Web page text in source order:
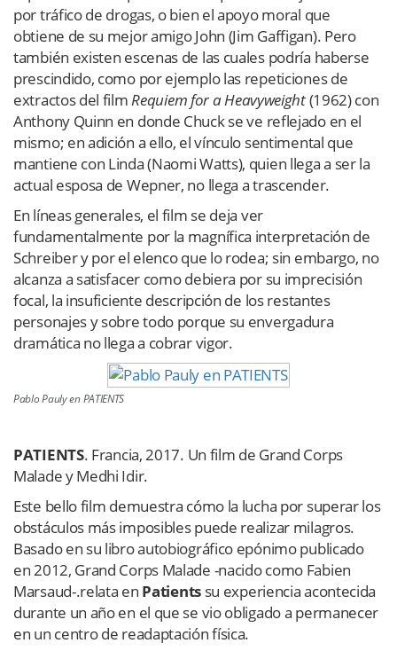
por tráfico de drogas, o bien el apoyo moral que
obtiene de su mejor amigo John (Jim Gaffigan). Pero
también existen escenas de las cuales podría haberse
prescindido, como por ejemplo las repeticiones de
extractos del filmRequiem for a Heavyweight(1962) con
Anthony Quinn en donde Chuck se ve reflejado en el
mismo; en adición a ello, el vínculo sentimental que
mantiene con Linda (Naomi Watts), quien llega a ser la
actual esposa de Wepner, no llega a trascender.
En líneas generales, el film se deja ver
fundamentalmente por la magnífica interpretación de
Schreiber y por el elenco que lo rodea; sin embargo, no
alcanza a satisfacer como debiera por su imprecisión
focal, la insuficiente descripción de los restantes
personajes y sobre todo porque su envergadura
dramática no llega a cobrar vigor.
Pablo Pauly en PATIENTS
PATIENTS. Francia, 2017. Un film de Grand Corps
Malade y Medhi Idir.
Este bello film demuestra cómo la lucha por superar los
obstáculos más imposibles puede realizar milagros.
Basado en su libro autobiográfico epónimo publicado
en 2012, Grand Corps Malade -nacido como Fabien
Marsaud-.relata en Patientssu experiencia acontecida
durante un año en el que se vio obligado a permanecer
en un centro de readaptación física.